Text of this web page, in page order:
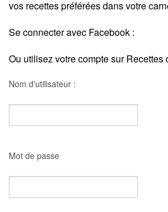
vos recettes préférées dans votre
Se connecter avec Facebook :
Ou utilisez votre compte sur Recettes
Nom d'utilisateur :
Mot de passe